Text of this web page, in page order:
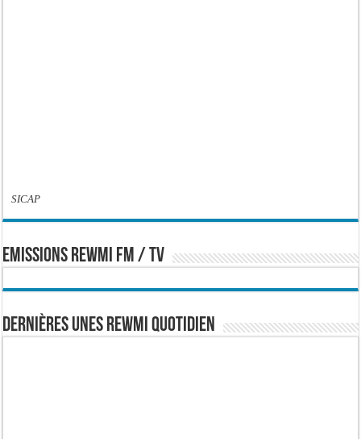
SICAP
EMISSIONS REWMI FM / TV
Dernières Unes Rewmi Quotidien